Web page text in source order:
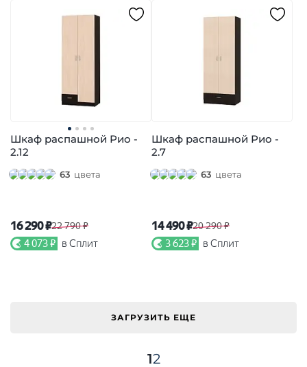
Шкаф распашной Рио -
2.12
63 цвета
16 290 ₽22 790 ₽
4 073 ₽ в Сплит
Шкаф распашной Рио -
2.7
63 цвета
14 490 ₽20 290 ₽
3 623 ₽ в Сплит
ЗАГРУЗИТЬ ЕЩЕ
12